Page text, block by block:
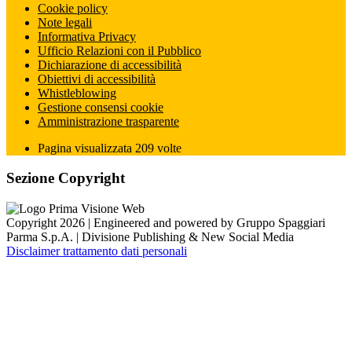
Cookie policy
Note legali
Informativa Privacy
Ufficio Relazioni con il Pubblico
Dichiarazione di accessibilità
Obiettivi di accessibilità
Whistleblowing
Gestione consensi cookie
Amministrazione trasparente
Pagina visualizzata 209 volte
Sezione Copyright
Copyright 2026 | Engineered and powered by Gruppo Spaggiari
Parma S.p.A. | Divisione Publishing & New Social Media
Disclaimer trattamento dati personali